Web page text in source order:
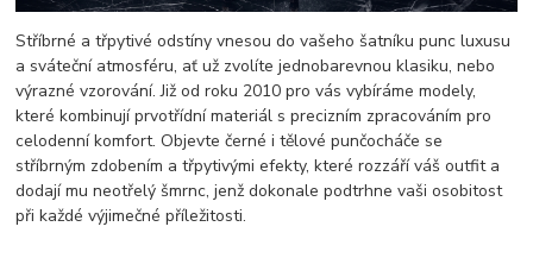
Stříbrné a třpytivé odstíny vnesou do vašeho šatníku punc luxusu
a sváteční atmosféru, ať už zvolíte jednobarevnou klasiku, nebo
výrazné vzorování. Již od roku 2010 pro vás vybíráme modely,
které kombinují prvotřídní materiál s precizním zpracováním pro
celodenní komfort. Objevte černé i tělové punčocháče se
stříbrným zdobením a třpytivými efekty, které rozzáří váš outfit a
dodají mu neotřelý šmrnc, jenž dokonale podtrhne vaši osobitost
při každé výjimečné příležitosti.